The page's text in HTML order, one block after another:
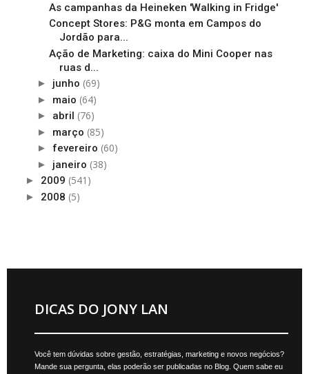
As campanhas da Heineken 'Walking in Fridge'
Concept Stores: P&G monta em Campos do
Jordão para...
Ação de Marketing: caixa do Mini Cooper nas
ruas d...
► junho (69)
► maio (64)
► abril (76)
► março (85)
► fevereiro (60)
► janeiro (38)
► 2009 (541)
► 2008 (5)
DICAS DO JONY LAN
Você tem dúvidas sobre gestão, estratégias, marketing e novos negócios?
Mande sua pergunta, elas poderão ser publicadas no Blog. Quem sabe eu